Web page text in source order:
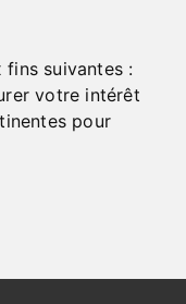
suivantes :
votre intérêt
pour